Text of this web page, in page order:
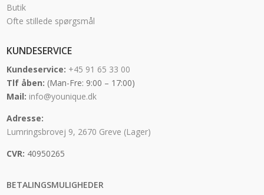
Butik
Ofte stillede spørgsmål
KUNDESERVICE
Kundeservice: +45 91 65 33 00
Tlf åben: (Man-Fre: 9:00 – 17:00)
Mail: info@younique.dk
Adresse:
Lumringsbrovej 9, 2670 Greve (Lager)
CVR: 40950265
BETALINGSMULIGHEDER